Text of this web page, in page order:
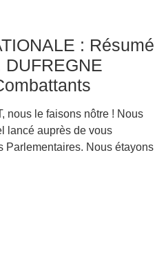
: Résumé
DUFREGNE
nous le faisons nôtre ! Nous
lancé auprès de vous
Parlementaires. Nous étayons